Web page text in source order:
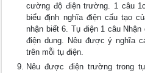
cường độ điện trường. 1 câu
biểu định nghĩa điện cấu tạo
nhận biết 6. Tụ điện 1 câu
điện dung. Nêu được ý nghĩa
trên mỗi tụ điện.
Nêu được điện trường trong